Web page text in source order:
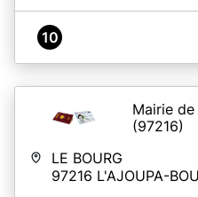
10
Mairie de
(97216)
LE BOURG
97216 L'AJOUPA-